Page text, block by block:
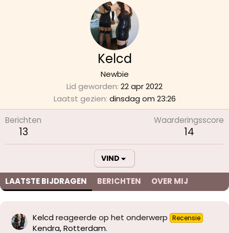
Kelcd
Newbie
Lid geworden 22 apr 2022
Laatst gezien dinsdag om 23:26
Berichten
13
Waarderingsscore
14
VIND
LAATSTE BIJDRAGEN BERICHTEN OVER MIJ
Kelcd reageerde op het onderwerp Recensie
Kendra, Rotterdam.